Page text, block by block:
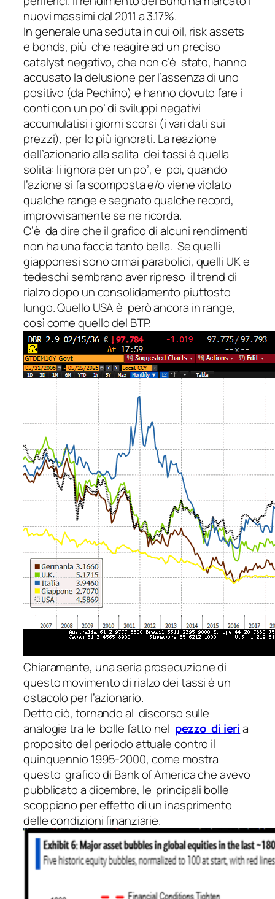
nuovi massimi dal 2011 a 3.17%.
In generale una seduta in cui oil, risk assets
e bonds, più che reagire ad un preciso
catalyst negativo, che non c’è stato, hanno
accusato la delusione per l’assenza di uno
positivo (da Pechino) e hanno dovuto fare i
conti con un po’ di sviluppi negativi
accumulatisi i giorni scorsi (i vari dati sui
prezzi), per lo più ignorati. La reazione
dell’azionario alla salita dei tassi è quella
solita: li ignora per un po’, e poi, quando
l’azione si fa scomposta e/o viene violato
qualche range e segnato qualche record,
improvvisamente se ne ricorda.
C’è da dire che il grafico di alcuni rendimenti
non ha una faccia tanto bella. Se quelli
giapponesi sono ormai parabolici, quelli UK e
tedeschi sembrano aver ripreso il trend di
rialzo dopo un consolidamento piuttosto
lungo. Quello USA è però ancora in range,
così come quello del BTP.
Chiaramente, una seria prosecuzione di
questo movimento di rialzo dei tassi è un
ostacolo per l’azionario.
Detto ciò, tornando al discorso sulle
analogie tra le bolle fatto nel pezzo di ieria
proposito del periodo attuale contro il
quinquennio 1995-2000, come mostra
questo grafico di Bank of America che avevo
pubblicato a dicembre, le principali bolle
scoppiano per effetto di un inasprimento
delle condizioni finanziarie.